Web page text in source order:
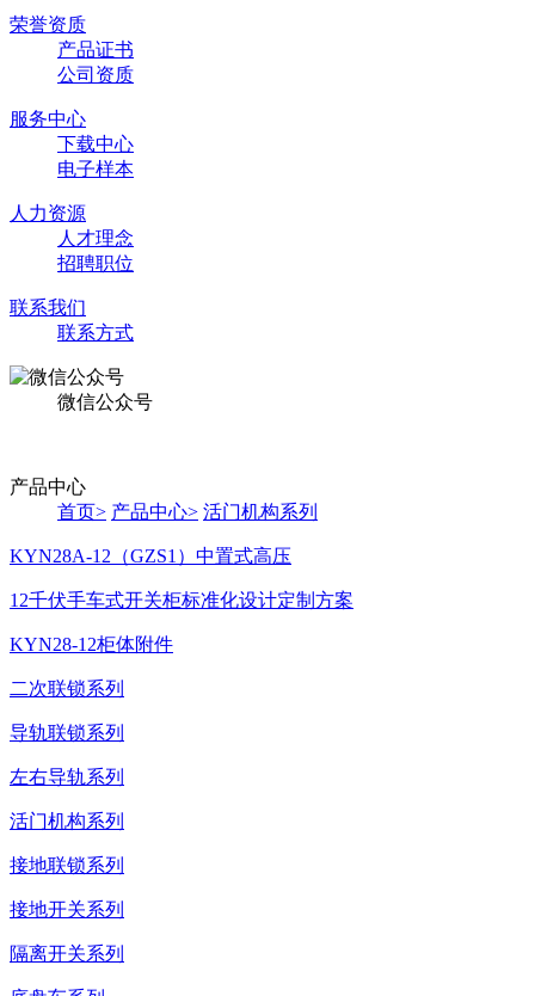
荣誉资质
产品证书
公司资质
服务中心
下载中心
电子样本
人力资源
人才理念
招聘职位
联系我们
联系方式
微信公众号
产品中心
首页> 产品中心> 活门机构系列
KYN28A-12（GZS1）中置式高压
12千伏手车式开关柜标准化设计定制方案
KYN28-12柜体附件
二次联锁系列
导轨联锁系列
左右导轨系列
活门机构系列
接地联锁系列
接地开关系列
隔离开关系列